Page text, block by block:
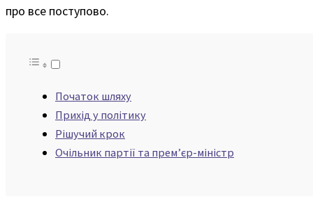
про все поступово.
Початок шляху
Прихід у політику
Рішучий крок
Очільник партії та прем’єр-міністр